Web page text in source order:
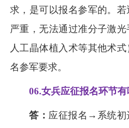
求，是可以报名参军的。
严重，无法通过准分子激
人工晶体植入术等其他术
名参军要求。
06.女兵应征报名环节有
答： 应征报名→系统